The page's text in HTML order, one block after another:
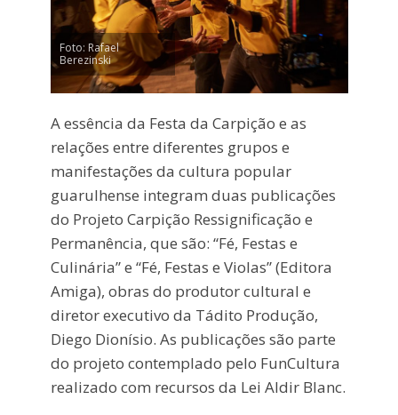
Foto: Rafael
Berezinski
A essência da Festa da Carpição e as
relações entre diferentes grupos e
manifestações da cultura popular
guarulhense integram duas publicações
do Projeto Carpição Ressignificação e
Permanência, que são: “Fé, Festas e
Culinária” e “Fé, Festas e Violas” (Editora
Amiga), obras do produtor cultural e
diretor executivo da Tádito Produção,
Diego Dionísio. As publicações são parte
do projeto contemplado pelo FunCultura
realizado com recursos da Lei Aldir Blanc.